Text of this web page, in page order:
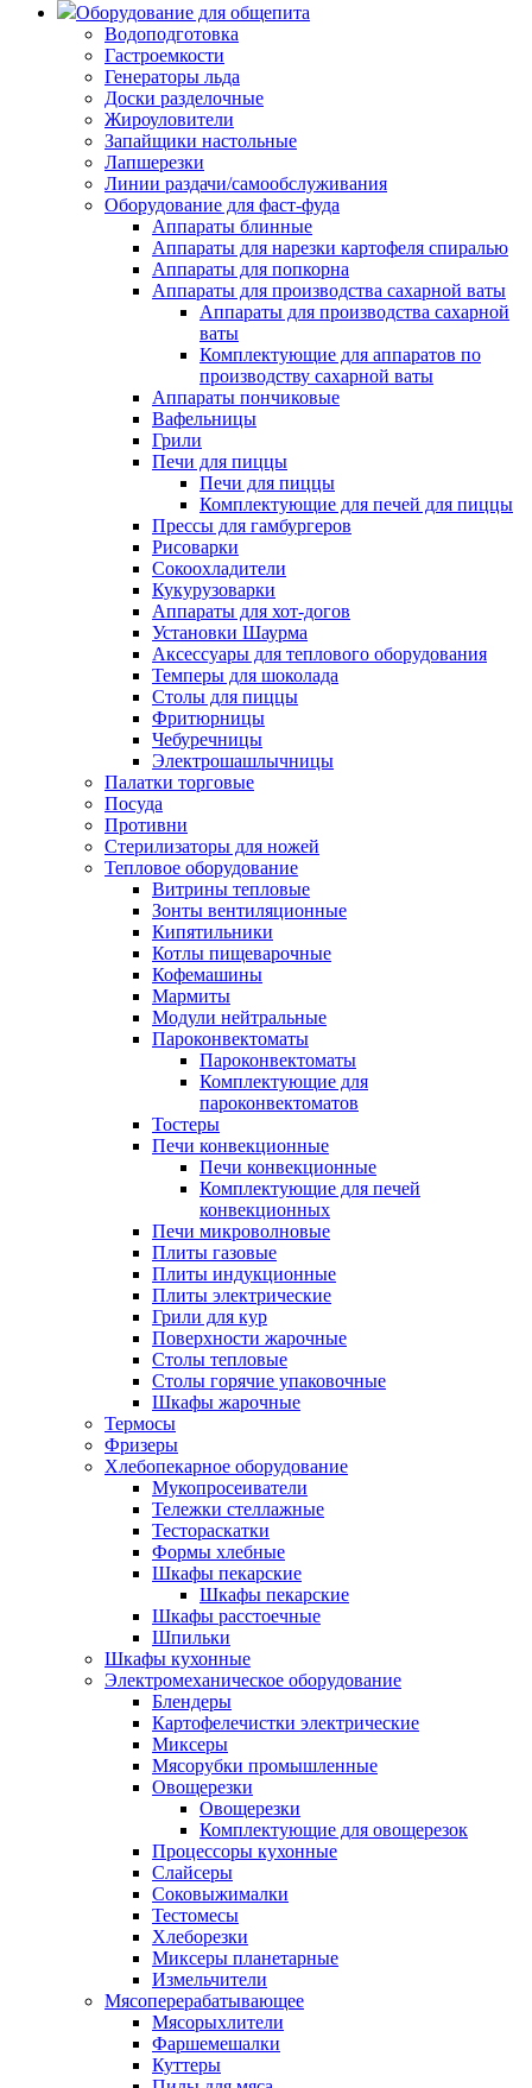
Оборудование для общепита
Водоподготовка
Гастроемкости
Генераторы льда
Доски разделочные
Жироуловители
Запайщики настольные
Лапшерезки
Линии раздачи/самообслуживания
Оборудование для фаст-фуда
Аппараты блинные
Аппараты для нарезки картофеля спиралью
Аппараты для попкорна
Аппараты для производства сахарной ваты
Аппараты для производства сахарной
ваты
Комплектующие для аппаратов по
производству сахарной ваты
Аппараты пончиковые
Вафельницы
Грили
Печи для пиццы
Печи для пиццы
Комплектующие для печей для пиццы
Прессы для гамбургеров
Рисоварки
Сокоохладители
Кукурузоварки
Аппараты для хот-догов
Установки Шаурма
Аксессуары для теплового оборудования
Темперы для шоколада
Столы для пиццы
Фритюрницы
Чебуречницы
Электрошашлычницы
Палатки торговые
Посуда
Противни
Стерилизаторы для ножей
Тепловое оборудование
Витрины тепловые
Зонты вентиляционные
Кипятильники
Котлы пищеварочные
Кофемашины
Мармиты
Модули нейтральные
Пароконвектоматы
Пароконвектоматы
Комплектующие для
пароконвектоматов
Тостеры
Печи конвекционные
Печи конвекционные
Комплектующие для печей
конвекционных
Печи микроволновые
Плиты газовые
Плиты индукционные
Плиты электрические
Грили для кур
Поверхности жарочные
Столы тепловые
Столы горячие упаковочные
Шкафы жарочные
Термосы
Фризеры
Хлебопекарное оборудование
Мукопросеиватели
Тележки стеллажные
Тестораскатки
Формы хлебные
Шкафы пекарские
Шкафы пекарские
Шкафы расстоечные
Шпильки
Шкафы кухонные
Электромеханическое оборудование
Блендеры
Картофелечистки электрические
Миксеры
Мясорубки промышленные
Овощерезки
Овощерезки
Комплектующие для овощерезок
Процессоры кухонные
Слайсеры
Соковыжималки
Тестомесы
Хлеборезки
Миксеры планетарные
Измельчители
Мясоперерабатывающее
Мясорыхлители
Фаршемешалки
Куттеры